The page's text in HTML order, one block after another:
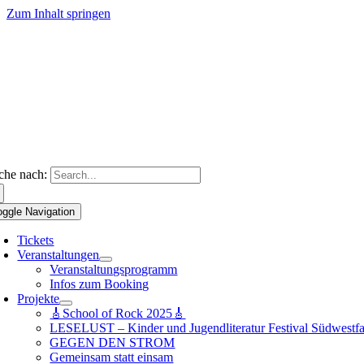
Zum Inhalt springen
nach:
Navigation
Tickets
Veranstaltungen
Veranstaltungsprogramm
Infos zum Booking
Projekte
🎸School of Rock 2025🎸
LESELUST – Kinder und Jugendliteratur Festival
GEGEN DEN STROM
Gemeinsam statt einsam